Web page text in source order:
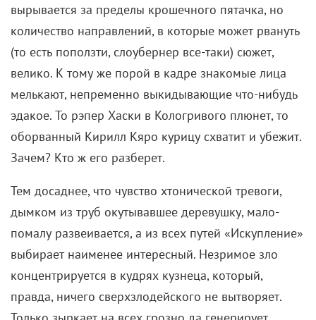
вырывается за пределы крошечного пятачка, но
количество направлений, в которые может рвануть
(то есть поползти, слоубернер все-таки) сюжет,
велико. К тому же порой в кадре знакомые лица
мелькают, непременно выкидывающие что-нибудь
эдакое. То рэпер Хаски в Кологривого плюнет, то
оборванный Кирилл Кяро курицу схватит и убежит.
Зачем? Кто ж его разберет.
Тем досаднее, что чувство хтонической тревоги,
дымком из труб окутывавшее деревушку, мало-
помалу развеивается, а из всех путей «Искупление»
выбирает наименее интересный. Незримое зло
концентрируется в кудрях кузнеца, который,
правда, ничего сверхзлодейского не вытворяет.